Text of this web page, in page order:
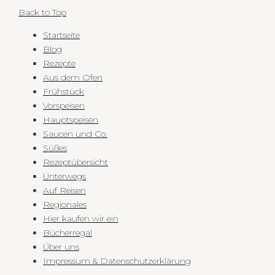
Back to Top
Startseite
Blog
Rezepte
Aus dem Ofen
Frühstück
Vorspeisen
Hauptspeisen
Saucen und Co.
Süßes
Rezeptübersicht
Unterwegs
Auf Reisen
Regionales
Hier kaufen wir ein
Bücherregal
Über uns
Impressum & Datenschutzerklärung